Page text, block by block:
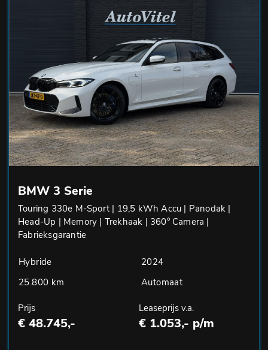
BMW 3 Serie
Touring 330e M-Sport | 19,5 kWh Accu | Panodak |
Head-Up | Memory | Trekhaak | 360° Camera |
Fabrieksgarantie
Hybride
2024
25.800 km
Automaat
Prijs
€ 48.745,-
Leaseprijs v.a.
€ 1.053,- p/m